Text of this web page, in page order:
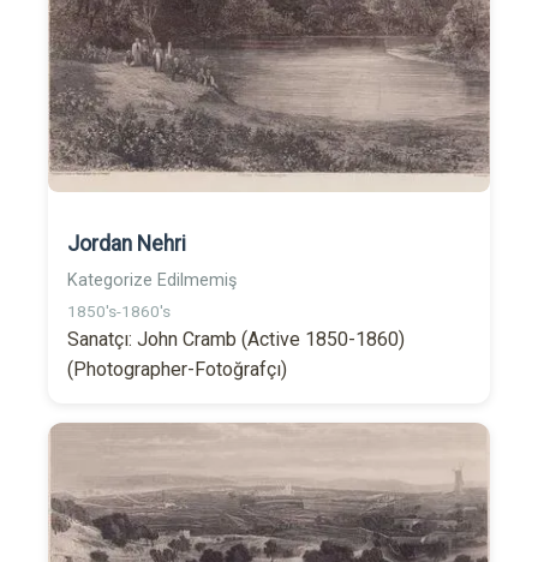
Jordan Nehri
Kategorize Edilmemiş
1850's-1860's
Sanatçı: John Cramb (Active 1850-1860)
(Photographer-Fotoğrafçı)